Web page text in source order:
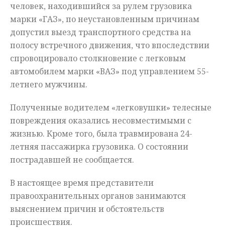
человек, находившийся за рулем грузовика
марки «ГАЗ», по неустановленным причинам
допустил выезд транспортного средства на
полосу встречного движения, что впоследствии
спровоцировало столкновение с легковым
автомобилем марки «ВАЗ» под управлением 55-
летнего мужчины.
Полученные водителем «легковушки» телесные
повреждения оказались несовместимыми с
жизнью. Кроме того, была травмирована 24-
летняя пассажирка грузовика. О состоянии
пострадавшей не сообщается.
В настоящее время представители
правоохранительных органов занимаются
выяснением причин и обстоятельств
происшествия.